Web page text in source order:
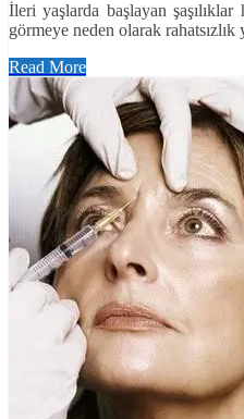
İleri yaşlarda başlayan
görmeye neden olarak rahatsızlık
Read More